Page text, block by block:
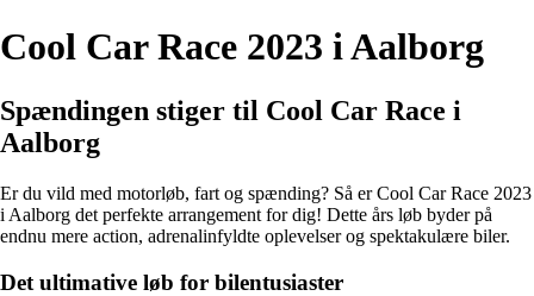
Cool Car Race 2023 i Aalborg
Spændingen stiger til Cool Car Race i
Aalborg
Er du vild med motorløb, fart og spænding? Så er Cool Car Race 2023
i Aalborg det perfekte arrangement for dig! Dette års løb byder på
endnu mere action, adrenalinfyldte oplevelser og spektakulære biler.
Det ultimative løb for bilentusiaster